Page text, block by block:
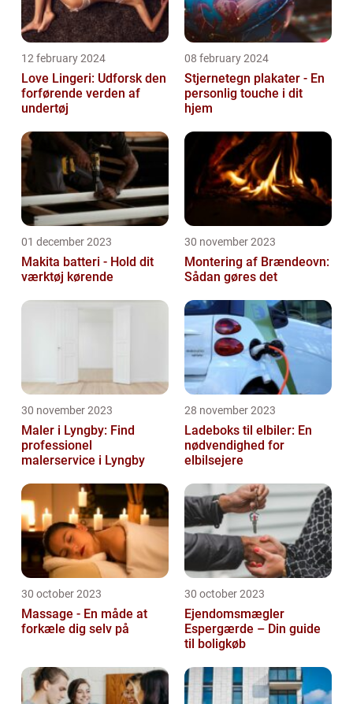
12 february 2024
Love Lingeri: Udforsk den
forførende verden af
undertøj
08 february 2024
Stjernetegn plakater - En
personlig touche i dit
hjem
01 december 2023
Makita batteri - Hold dit
værktøj kørende
30 november 2023
Montering af Brændeovn:
Sådan gøres det
30 november 2023
Maler i Lyngby: Find
professionel
malerservice i Lyngby
28 november 2023
Ladeboks til elbiler: En
nødvendighed for
elbilsejere
30 october 2023
Massage - En måde at
forkæle dig selv på
30 october 2023
Ejendomsmægler
Espergærde – Din guide
til boligkøb